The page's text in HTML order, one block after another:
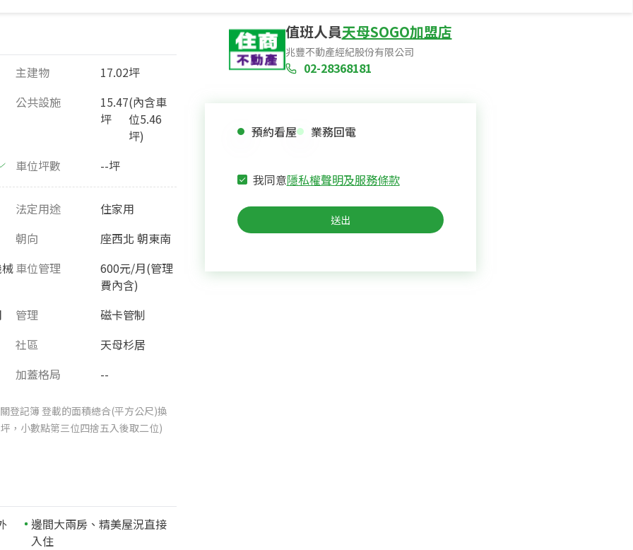
主建物
17.02坪
公共設施
15.47
坪
(內含車
位5.46
坪)
車位坪數
--坪
法定用途
住家用
朝向
座西北 朝東南
車位管理
600元/月(管理
費內含)
管理
磁卡管制
社區
天母杉居
加蓋格局
--
登記簿 登載的面積總合(平方公尺)換
，小數點第三位四捨五入後取二位)
邊間大兩房、精美屋況直接
入住
值班人員天母SOGO加盟店
兆豐不動產經紀股份有限公司
02-28368181
預約看屋 業務回電
我同意隱私權聲明及服務條款
送出